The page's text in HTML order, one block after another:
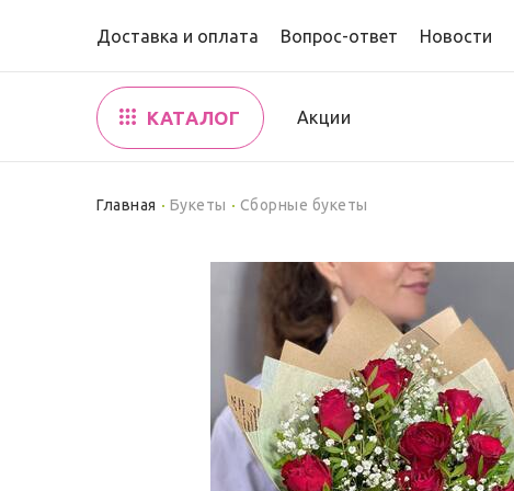
Доставка и оплата Вопрос-ответ Новости
КАТАЛОГ Акции
Главная Букеты Сборные букеты